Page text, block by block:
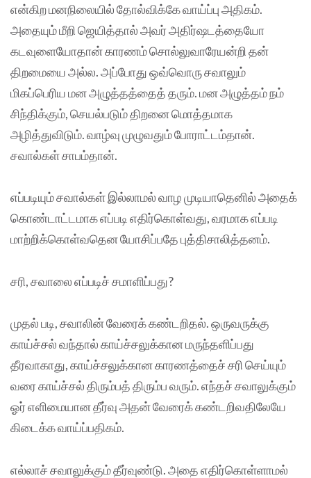
என்கிற மனநிலையில் தோல்விக்கே வாய்ப்பு அதிகம்.
அதையும் மீறி ஜெயித்தால் அவர் அதிர்ஷடத்தையோ
கடவுளையோதான் காரணம் சொல்லுவாரேயன்றி தன்
திறமையை அல்ல. அப்போது ஒவ்வொரு சவாலும்
மிகப்பெரிய மன அழுத்தத்தைத் தரும். மன அழுத்தம் நம்
சிந்திக்கும், செயல்படும் திறனை மொத்தமாக
அழித்துவிடும். வாழ்வு முழுவதும் போராட்டம்தான்.
சவால்கள் சாபம்தான்.
எப்படியும் சவால்கள் இல்லாமல் வாழ முடியாதெனில் அதைக்
கொண்டாட்டமாக எப்படி எதிர்கொள்வது, வரமாக எப்படி
மாற்றிக்கொள்வதென யோசிப்பதே புத்திசாலித்தனம்.
சரி, சவாலை எப்படிச் சமாளிப்பது?
முதல் படி, சவாலின் வேரைக் கண்டறிதல். ஒருவருக்கு
காய்ச்சல் வந்தால் காய்ச்சலுக்கான மருந்தளிப்பது
தீரவாகாது, காய்ச்சலுக்கான காரணத்தைச் சரி செய்யும்
வரை காய்ச்சல் திரும்பத் திரும்ப வரும். எந்தச் சவாலுக்கும்
ஓர் எளிமையான தீர்வு அதன் வேரைக் கண்டறிவதிலேயே
கிடைக்க வாய்ப்பதிகம்.
எல்லாச் சவாலுக்கும் தீர்வுண்டு. அதை எதிர்கொள்ளாமல்